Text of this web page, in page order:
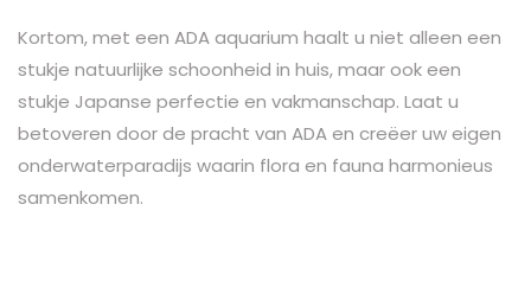
Kortom, met een ADA aquarium haalt u niet alleen een
stukje natuurlijke schoonheid in huis, maar ook een
stukje Japanse perfectie en vakmanschap. Laat u
betoveren door de pracht van ADA en creëer uw eigen
onderwaterparadijs waarin flora en fauna harmonieus
samenkomen.